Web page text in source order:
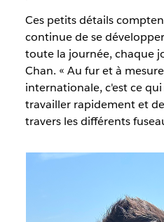
Ces petits détails
continue de se
toute la journée, chaque
Chan. « Au fur et à
internationale, c'est ce
travailler rapidement et
travers les différents